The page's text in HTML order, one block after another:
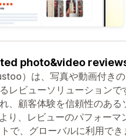
photo&video
）は、写真や動画付き
レビューソリューション
、顧客体験を信頼性のあ
り、レビューのパフォー
で、グローバルに利用でき